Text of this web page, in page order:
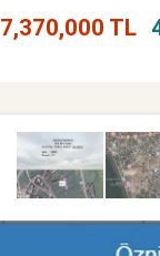
7,370,000 TL